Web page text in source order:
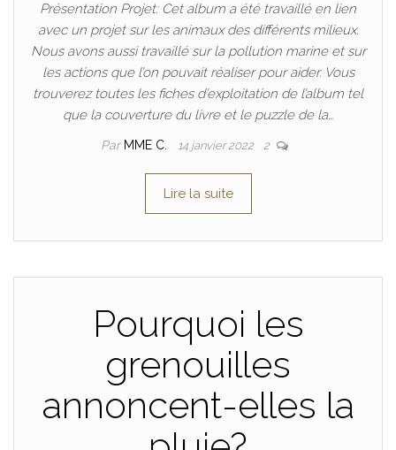
Présentation Projet: Cet album a été travaillé en lien
avec un projet sur les animaux des différents milieux.
Nous avons aussi travaillé sur la pollution marine et sur
les actions que l’on pouvait réaliser pour aider. Vous
trouverez toutes les fiches d’exploitation de l’album tel
que la couverture du livre et le puzzle de la…
Par MME C. 14 janvier 2022 2
Lire la suite
Pourquoi les
grenouilles
annoncent-elles la